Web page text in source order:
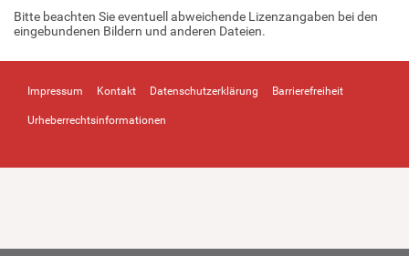
Bitte beachten Sie eventuell abweichende Lizenzangaben bei den
eingebundenen Bildern und anderen Dateien.
Impressum Kontakt Datenschutzerklärung Barrierefreiheit
Urheberrechtsinformationen